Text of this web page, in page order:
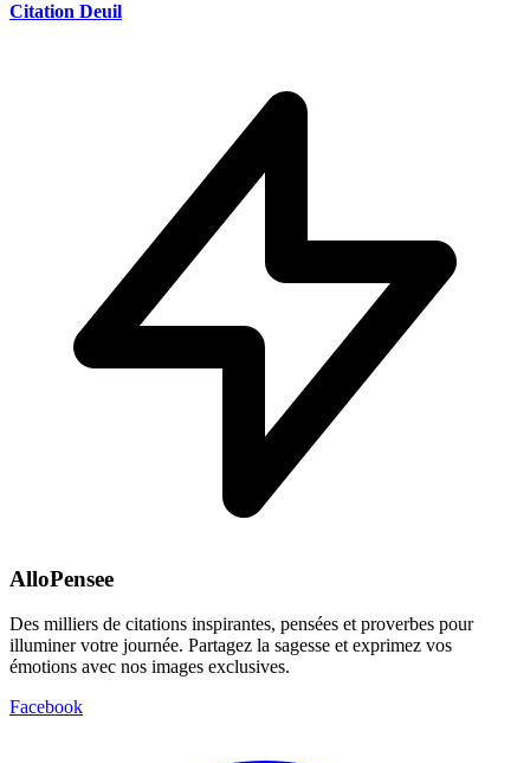
Citation Deuil
AlloPensee
Des milliers de citations inspirantes, pensées et proverbes pour
illuminer votre journée. Partagez la sagesse et exprimez vos
émotions avec nos images exclusives.
Facebook